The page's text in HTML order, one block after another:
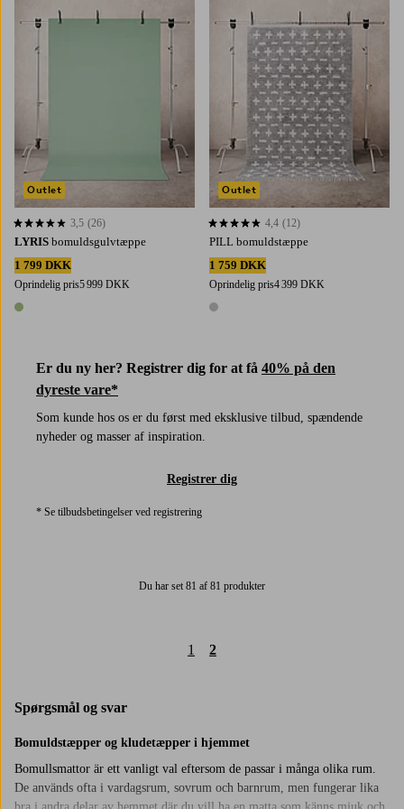
LYRIS bomuldsgulvtæppe
1 799 DKK
Oprindelig pris5 999 DKK
1 farve
3,5 baseret på 26 bedømmelser
3,5 (26)
Outlet
PILL bomuldstæppe
1 759 DKK
Oprindelig pris4 399 DKK
1 farve
4,4 baseret på 12 bedømmelser
4,4 (12)
Outlet
Er du ny her? Registrer dig for at få 40% på den
dyreste vare*
Som kunde hos os er du først med eksklusive tilbud, spændende
nyheder og masser af inspiration.
Registrer dig
* Se tilbudsbetingelser ved registrering
Du har set 81 af 81 produkter
1 2
Spørgsmål og svar
Bomuldstæpper og kludetæpper i hjemmet
Bomullsmattor är ett vanligt val eftersom de passar i många olika rum.
De används ofta i vardagsrum, sovrum och barnrum, men fungerar lika